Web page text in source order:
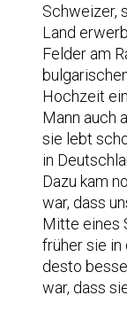
Schweizer,
Land
Felder am
Hochzeit
Mann auch
sie lebt
in
Dazu kam
war, dass
Mitte eines
früher sie
desto
war, dass